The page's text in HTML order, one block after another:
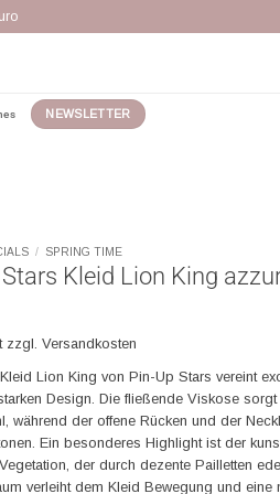
NEWSLETTER
/ SPRING TIME
Kleid Lion King
zzgl. Versandkosten
Lion King von Pin-Up Stars vereint
Design. Die fließende Viskose
während der offene Rücken und der
Ein besonderes Highlight ist der
der durch dezente Pailletten
verleiht dem Kleid Bewegung und eine